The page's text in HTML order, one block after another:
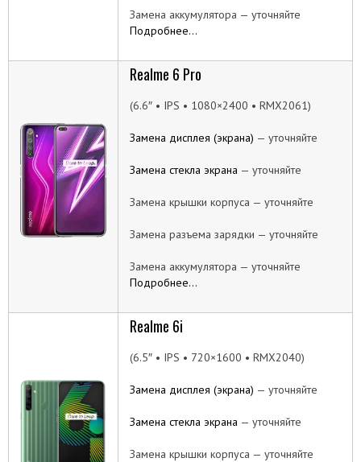
Замена аккумулятора — уточняйте
Подробнее…
Realme 6 Pro
(6.6″ • IPS • 1080×2400 • RMX2061)
Замена дисплея (экрана) — уточняйте
Замена стекла экрана — уточняйте
Замена крышки корпуса — уточняйте
Замена разъема зарядки — уточняйте
Замена аккумулятора — уточняйте
Подробнее…
Realme 6i
(6.5″ • IPS • 720×1600 • RMX2040)
Замена дисплея (экрана) — уточняйте
Замена стекла экрана — уточняйте
Замена крышки корпуса — уточняйте